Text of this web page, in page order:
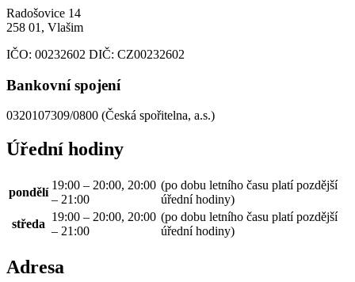
Radošovice 14
258 01, Vlašim
IČO: 00232602 DIČ: CZ00232602
Bankovní spojení
0320107309/0800 (Česká spořitelna, a.s.)
Úřední hodiny
pondělí
19:00 – 20:00, 20:00
– 21:00
(po dobu letního času platí pozdější
úřední hodiny)
středa
19:00 – 20:00, 20:00
– 21:00
(po dobu letního času platí pozdější
úřední hodiny)
Adresa